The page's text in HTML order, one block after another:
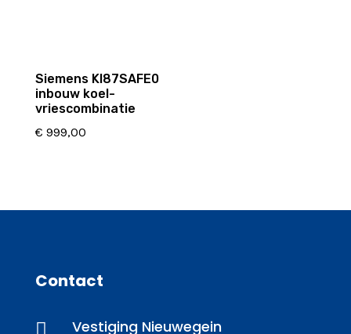
Siemens KI87SAFE0
inbouw koel-
vriescombinatie
€ 999,00
Contact
 Vestiging Nieuwegein